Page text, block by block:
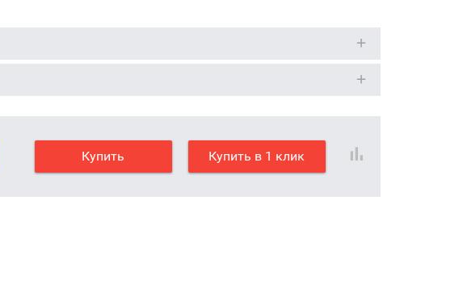
Купить Купить в 1 клик